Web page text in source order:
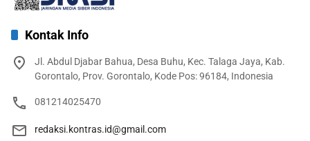
Kontak Info
Jl. Abdul Djabar Bahua, Desa Buhu, Kec. Talaga Jaya, Kab.
Gorontalo, Prov. Gorontalo, Kode Pos: 96184, Indonesia
081214025470
redaksi.kontras.id@gmail.com